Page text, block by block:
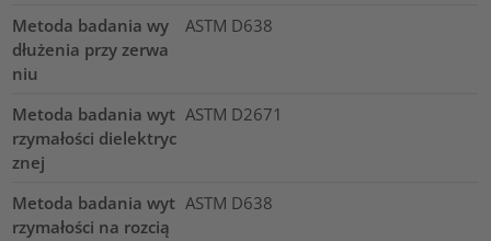
Metoda badania wy
dłużenia przy zerwa
niu
ASTM D638
Metoda badania wyt
rzymałości dielektryc
znej
ASTM D2671
Metoda badania wyt
rzymałości na rozcią
ASTM D638